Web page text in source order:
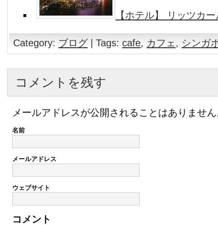
【ホテル】 リッツカ
Category: ブログ| Tags: cafe, カフェ , シンガ
コメントを残す
メールアドレスが公開されることはありませ
名前
メールアドレス
ウェブサイト
コメント